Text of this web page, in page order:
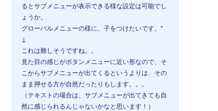
るとサブメニューが表示できる様な設定は可能でし
ょうか。
グローバルメニューの様に、子をつけたいです。"
↓
これは難しそうですね。。
見た目の感じがボタンメニューに近い形なので、そ
こからサブメニューが出てくるというよりは、その
まま押せる方が自然だったりもします。。。
（テキストの場合は、サブメニューが出てきても自
然に感じられるんじゃないかなと思います！）